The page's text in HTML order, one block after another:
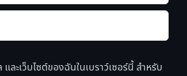
ละเว็บไซต์ของฉันในเบราว์เซอร์นี้ สำหรับ